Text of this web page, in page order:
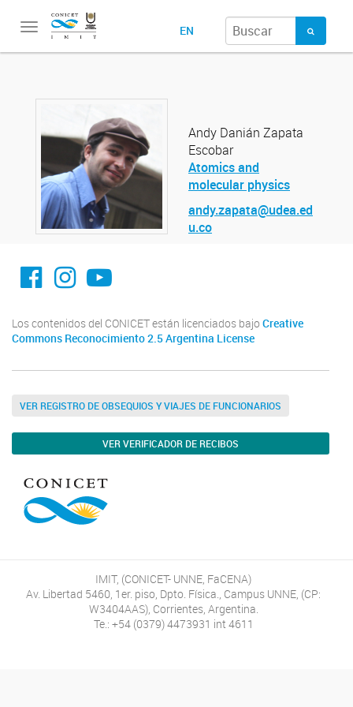
Toggle
EN
Andy Danián Zapata
Escobar
Atomics and
molecular physics
andy.zapata@udea.ed
u.co
facebook imit.conicet
imit.conicet
Youtube
Los contenidos del CONICET están licenciados bajo Creative
Commons Reconocimiento 2.5 Argentina License
VER REGISTRO DE OBSEQUIOS Y VIAJES DE FUNCIONARIOS
VER VERIFICADOR DE RECIBOS
IMIT, (CONICET- UNNE, FaCENA)
Av. Libertad 5460, 1er. piso, Dpto. Física., Campus UNNE, (CP:
W3404AAS), Corrientes, Argentina.
Te.: +54 (0379) 4473931 int 4611